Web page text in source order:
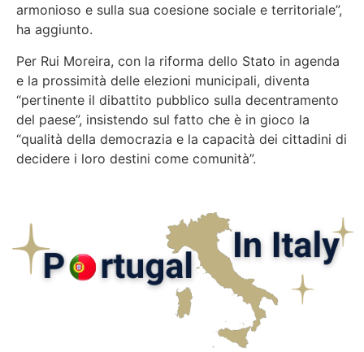
armonioso e sulla sua coesione sociale e territoriale”,
ha aggiunto.
Per Rui Moreira, con la riforma dello Stato in agenda
e la prossimità delle elezioni municipali, diventa
“pertinente il dibattito pubblico sulla decentramento
del paese”, insistendo sul fatto che è in gioco la
“qualità della democrazia e la capacità dei cittadini di
decidere i loro destini come comunità”.